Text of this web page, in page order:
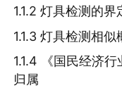
1.1.2 灯具检测的界
1.1.3 灯具检测相似
1.1.4 《国民经济
归属